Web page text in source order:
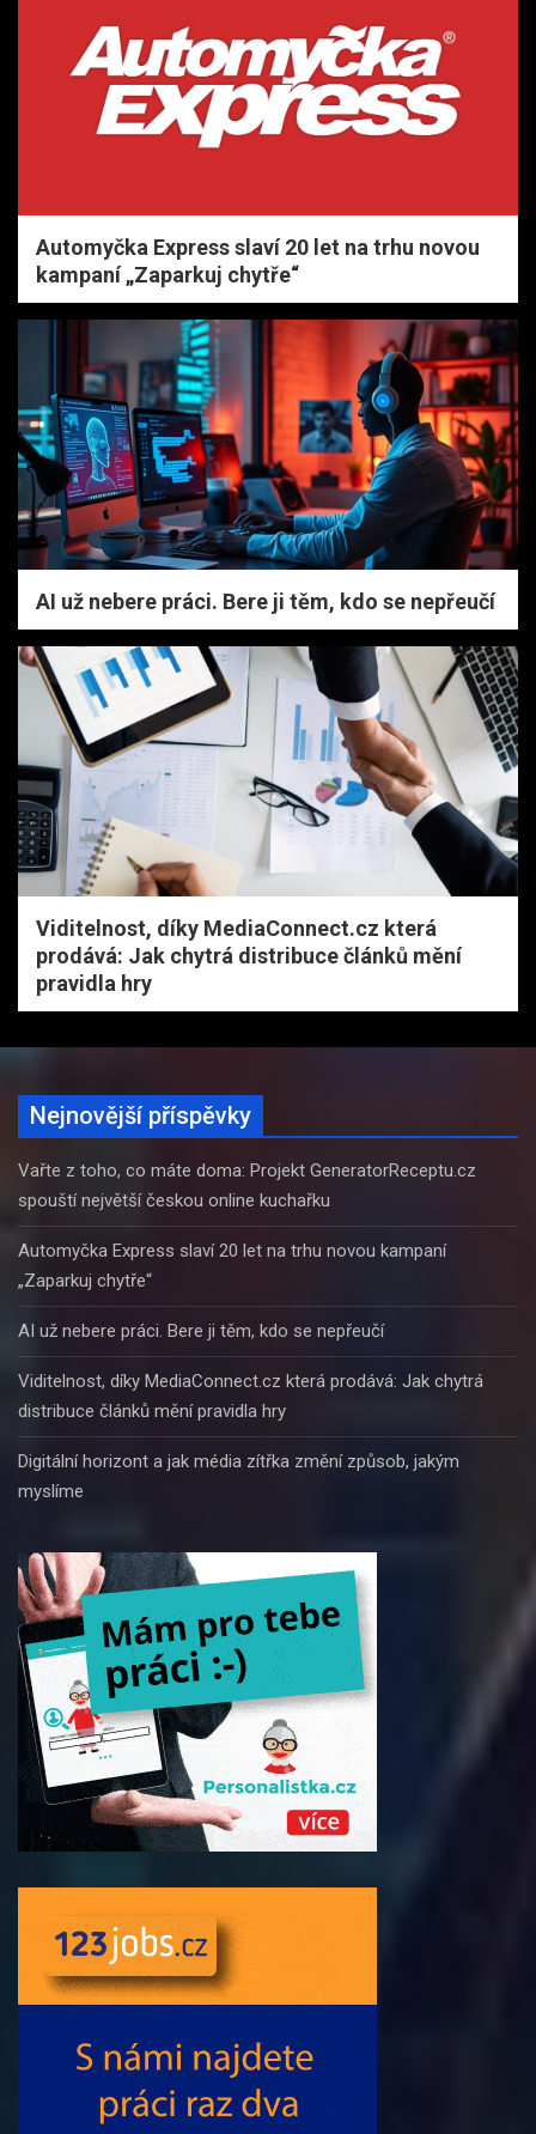
Automyčka Express slaví 20 let na trhu novou
kampaní „Zaparkuj chytře“
AI už nebere práci. Bere ji těm, kdo se nepřeučí
Viditelnost, díky MediaConnect.cz která
prodává: Jak chytrá distribuce článků mění
pravidla hry
Nejnovější příspěvky
Vařte z toho, co máte doma: Projekt GeneratorReceptu.cz
spouští největší českou online kuchařku
Automyčka Express slaví 20 let na trhu novou kampaní
„Zaparkuj chytře“
AI už nebere práci. Bere ji těm, kdo se nepřeučí
Viditelnost, díky MediaConnect.cz která prodává: Jak chytrá
distribuce článků mění pravidla hry
Digitální horizont a jak média zítřka změní způsob, jakým
myslíme